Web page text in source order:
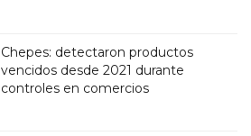
Chepes: detectaron productos
vencidos desde 2021 durante
controles en comercios